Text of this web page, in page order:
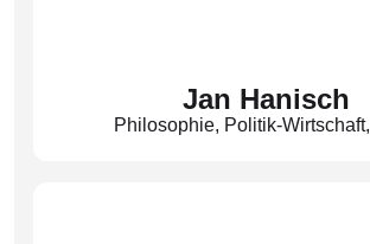
Jan Hanisch
Philosophie, Politik-Wirtschaft,